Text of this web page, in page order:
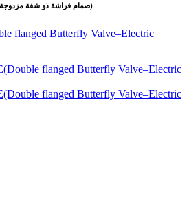
FD01-BV1DF-3E (صمام فراشة ذو شفة مزدوجة - مشغل كهربائي)